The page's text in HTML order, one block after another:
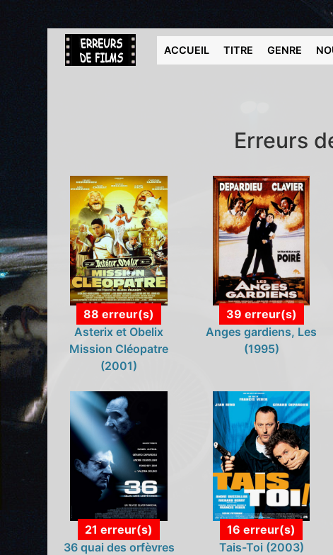
ACCUEIL TITRE GENRE
Erreurs
88 erreur(s)
Asterix et Obelix
Mission Cléopatre
(2001)
39 erreur(s)
Anges gardiens, Les
(1995)
21 erreur(s)
36 quai des orfèvres
16 erreur(s)
Tais-Toi (2003)